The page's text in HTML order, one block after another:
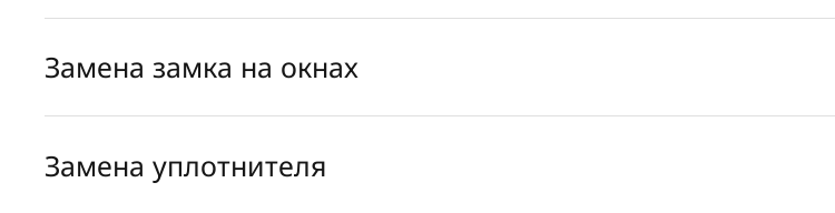
Замена замка на окнах
Замена уплотнителя